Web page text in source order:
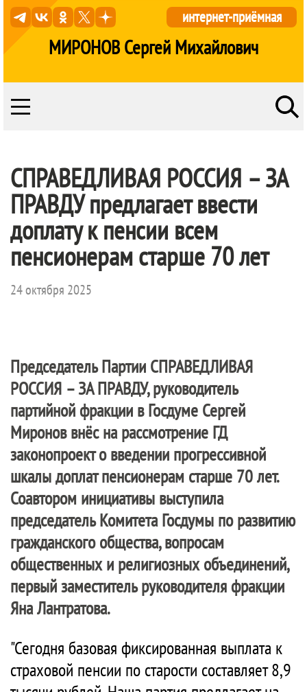
МИРОНОВ Сергей Михайлович
интернет-приёмная
СПРАВЕДЛИВАЯ РОССИЯ – ЗА
ПРАВДУпредлагает ввести
доплату к пенсии всем
пенсионерам старше 70 лет
24 октября 2025
Председатель Партии СПРАВЕДЛИВАЯ
РОССИЯ – ЗА ПРАВДУ, руководитель
партийной фракции в Госдуме Сергей
Миронов внёс на рассмотрение ГД
законопроект о введении прогрессивной
шкалы доплат пенсионерам старше 70 лет.
Соавтором инициативы выступила
председатель Комитета Госдумы по развитию
гражданского общества, вопросам
общественных и религиозных объединений,
первый заместитель руководителя фракции
Яна Лантратова.
"Сегодня базовая фиксированная выплата к
страховой пенсии по старости составляет 8,9